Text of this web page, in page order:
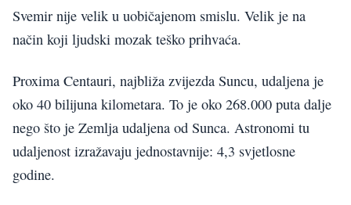
Svemir nije velik u uobičajenom smislu. Velik je na
način koji ljudski mozak teško prihvaća.
Proxima Centauri, najbliža zvijezda Suncu, udaljena je
oko 40 bilijuna kilometara. To je oko 268.000 puta dalje
nego što je Zemlja udaljena od Sunca. Astronomi tu
udaljenost izražavaju jednostavnije: 4,3 svjetlosne
godine.